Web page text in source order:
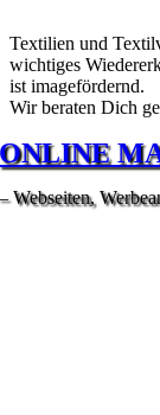
Textilien und
wichtiges
ist imagefördernd.
Wir beraten Dich
ONLINE
– Webseiten,